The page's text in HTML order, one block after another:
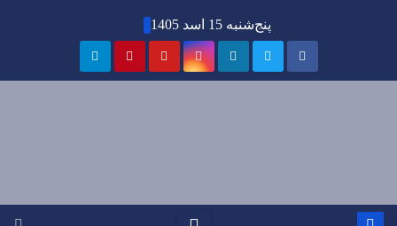
پنج‌شنبه 15 اسد 1405